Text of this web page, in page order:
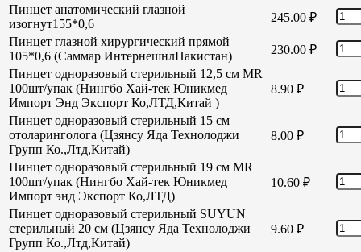
Пинцет анатомический глазной
изогнут155*0,6
245.00 ₽
Пинцет глазной хирургический прямой
105*0,6 (Саммар ИнтернешнлПакистан)
230.00 ₽
Пинцет одноразовый стерильный 12,5 см MR
100шт/упак (Нингбо Хай-тек Юникмед
Импорт Энд Экспорт Ко,ЛТД,Китай )
8.90 ₽
Пинцет одноразовый стерильный 15 см
отоларинголога (Цзянсу Яда Технолоджи
Групп Ко.,Лтд,Китай)
8.00 ₽
Пинцет одноразовый стерильный 19 см MR
100шт/упак (Нингбо Хай-тек Юникмед
Импорт энд Экспорт Ко,ЛТД)
10.60 ₽
Пинцет одноразовый стерильный SUYUN
стерильный 20 см (Цзянсу Яда Технолоджи
Групп Ко.,Лтд,Китай)
9.60 ₽